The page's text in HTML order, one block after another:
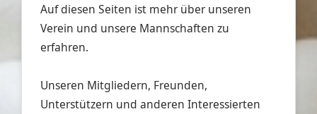
Auf diesen Seiten ist mehr über unseren
Verein und unsere Mannschaften zu
erfahren.
Unseren Mitgliedern, Freunden,
Unterstützern und anderen Interessierten